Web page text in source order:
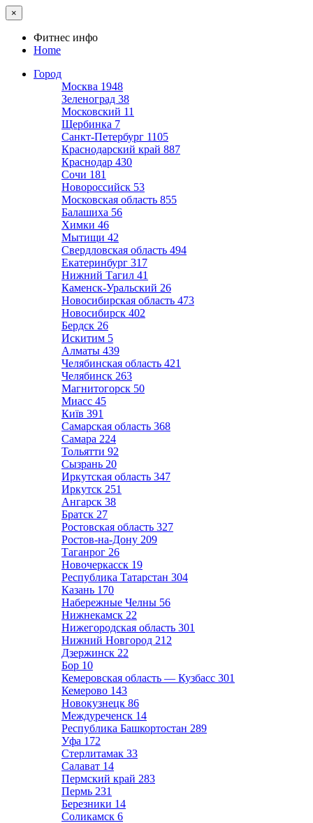
×
Фитнес инфо
Home
Город
Москва 1948
Зеленоград 38
Московский 11
Щербинка 7
Санкт-Петербург 1105
Краснодарский край 887
Краснодар 430
Сочи 181
Новороссийск 53
Московская область 855
Балашиха 56
Химки 46
Мытищи 42
Свердловская область 494
Екатеринбург 317
Нижний Тагил 41
Каменск-Уральский 26
Новосибирская область 473
Новосибирск 402
Бердск 26
Искитим 5
Алматы 439
Челябинская область 421
Челябинск 263
Магнитогорск 50
Миасс 45
Київ 391
Самарская область 368
Самара 224
Тольятти 92
Сызрань 20
Иркутская область 347
Иркутск 251
Ангарск 38
Братск 27
Ростовская область 327
Ростов-на-Дону 209
Таганрог 26
Новочеркасск 19
Республика Татарстан 304
Казань 170
Набережные Челны 56
Нижнекамск 22
Нижегородская область 301
Нижний Новгород 212
Дзержинск 22
Бор 10
Кемеровская область — Кузбасс 301
Кемерово 143
Новокузнецк 86
Междуреченск 14
Республика Башкортостан 289
Уфа 172
Стерлитамак 33
Салават 14
Пермский край 283
Пермь 231
Березники 14
Соликамск 6